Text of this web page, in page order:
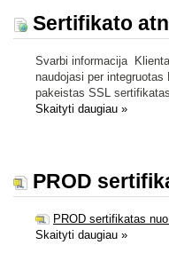
Sertifikato
Svarbi informacija
naudojasi per
pakeistas SSL
Skaityti daugiau »
PROD
PROD sertifikatas
Skaityti daugiau »